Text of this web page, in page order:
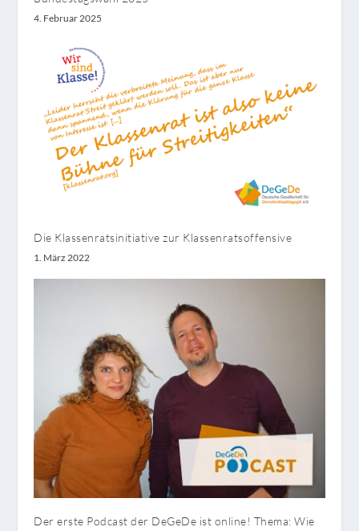
4. Februar 2025
Die Klassenratsinitiative zur Klassenratsoffensive
1. März 2022
Der erste Podcast der DeGeDe ist online! Thema: Wie